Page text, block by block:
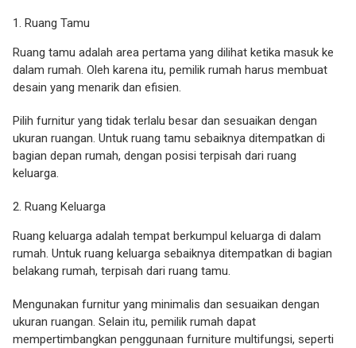
Ruang Tamu
Ruang tamu adalah area pertama yang dilihat ketika masuk ke
dalam rumah. Oleh karena itu, pemilik rumah harus membuat
desain yang menarik dan efisien.
Pilih furnitur yang tidak terlalu besar dan sesuaikan dengan
ukuran ruangan. Untuk ruang tamu sebaiknya ditempatkan di
bagian depan rumah, dengan posisi terpisah dari ruang
keluarga.
Ruang Keluarga
Ruang keluarga adalah tempat berkumpul keluarga di dalam
rumah. Untuk ruang keluarga sebaiknya ditempatkan di bagian
belakang rumah, terpisah dari ruang tamu.
Mengunakan furnitur yang minimalis dan sesuaikan dengan
ukuran ruangan. Selain itu, pemilik rumah dapat
mempertimbangkan penggunaan furniture multifungsi, seperti